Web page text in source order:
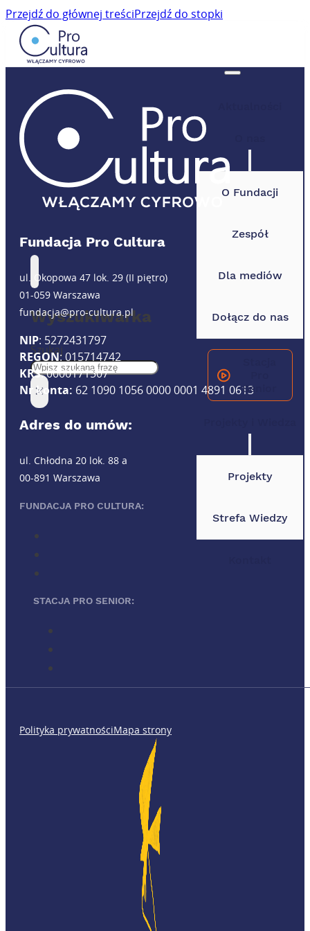
Przejdź do głównej treściPrzejdź do stopki
O Fundacji
Zespół
Dla mediów
Dołącz do nas
Senior
Projekty
Strefa Wiedzy
Wyszukiwarka
Szukaj
×
Fundacja Pro Cultura
ul. Okopowa 47 lok. 29 (II piętro)
01-059 Warszawa
fundacja@pro-cultura.pl
NIP: 5272431797
REGON: 015714742
KRS: 0000171507
Nr konta: 62 1090 1056 0000 0001 4891 0613
Adres do umów:
ul. Chłodna 20 lok. 88 a
00-891 Warszawa
FUNDACJA PRO CULTURA:
STACJA PRO SENIOR:
Polityka prywatnościMapa strony